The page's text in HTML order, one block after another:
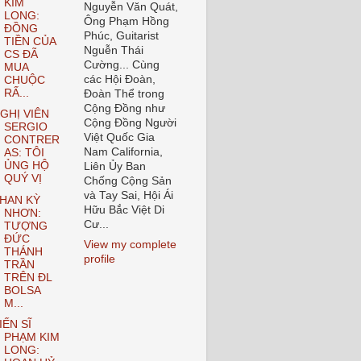
KIM
LONG:
ĐỒNG
TIỀN CỦA
CS ĐÃ
MUA
CHUỘC
RẤ...
VIÊN
SERGIO
CONTRER
AS: TÔI
ỦNG HỘ
QUÝ VỊ
KỲ
NHƠN:
TƯỢNG
ĐỨC
THÁNH
TRẦN
TRÊN ĐL
BOLSA
M...
SĨ
PHẠM KIM
LONG:
Nguyễn Văn Quát,
Ông Phạm Hồng
Phúc, Guitarist
Nguễn Thái
Cường... Cùng
các Hội Đoàn,
Đoàn Thể trong
Cộng Đồng như
Cộng Đồng Người
Việt Quốc Gia
Nam California,
Liên Ủy Ban
Chống Cộng Sản
và Tay Sai, Hội Ái
Hữu Bắc Việt Di
Cư...
View my complete
profile